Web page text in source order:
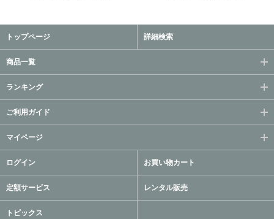
トップページ 詳細検索
商品一覧
ランキング
ご利用ガイド
マイページ
ログイン お買い物カート
定額サービス レンタル販売
トピックス